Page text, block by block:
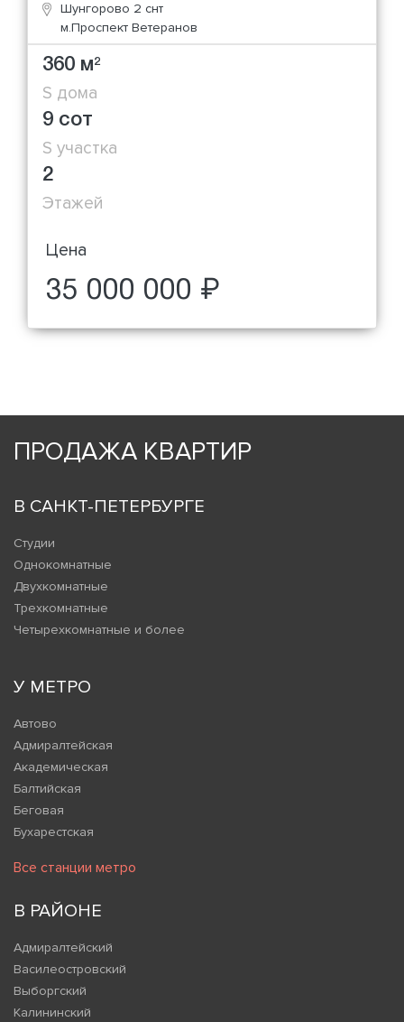
Шунгорово 2 снт
м.Проспект Ветеранов
360 м2
S дома
9 сот
S участка
2
Этажей
Цена
35 000 000 ₽
ПРОДАЖА КВАРТИР
В САНКТ-ПЕТЕРБУРГЕ
Студии
Однокомнатные
Двухкомнатные
Трехкомнатные
Четырехкомнатные и более
У МЕТРО
Автово
Адмиралтейская
Академическая
Балтийская
Беговая
Бухарестская
Все станции метро
В РАЙОНЕ
Адмиралтейский
Василеостровский
Выборгский
Калининский